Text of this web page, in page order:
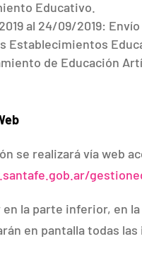
Educativo.
al 24/09/2019:
Establecimientos
de Educación
se realizará vía web
en la parte inferior, en
en pantalla todas